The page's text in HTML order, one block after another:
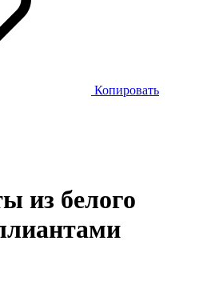
Копировать
из белого